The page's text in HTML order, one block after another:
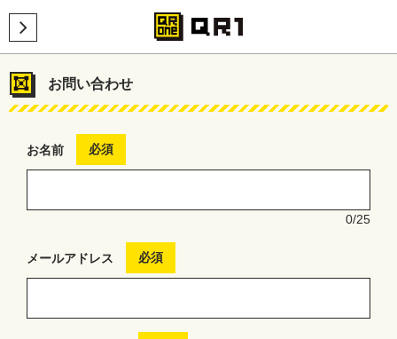
お問い合わせ
お名前 必須
0/25
メールアドレス 必須